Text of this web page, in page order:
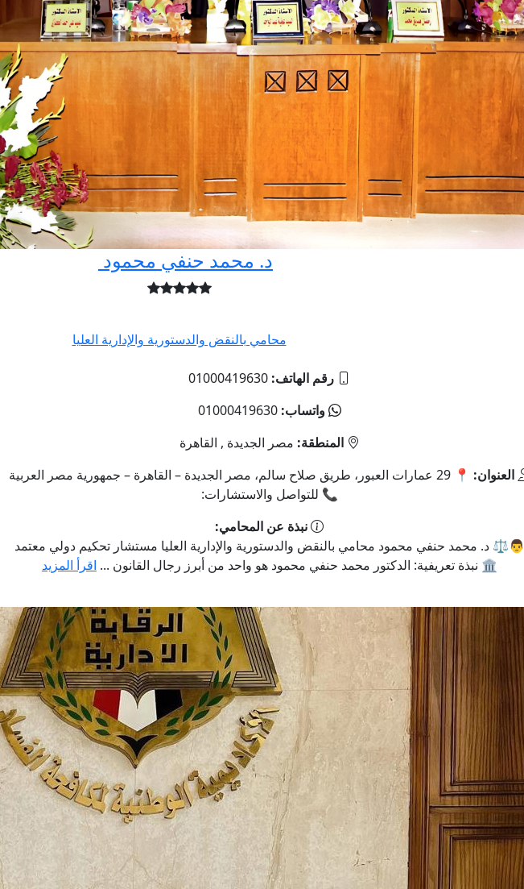
د. محمد حنفي محمود
محامي بالنقض والدستورية والإدارية العليا
رقم الهاتف: 01000419630
واتساب:01000419630
المنطقة: مصر الجديدة , القاهرة
العنوان:
📍 29 عمارات العبور، طريق صلاح سالم، مصر الجديدة – القاهرة – جمهورية مصر العربية
📞 للتواصل والاستشارات:
نبذة عن المحامي:
👨⚖️ د. محمد حنفي محمود محامي بالنقض والدستورية والإدارية العليا مستشار تحكيم دولي معتمد
🏛️ نبذة تعريفية: الدكتور محمد حنفي محمود هو واحد من أبرز رجال القانون ... اقرأ المزيد